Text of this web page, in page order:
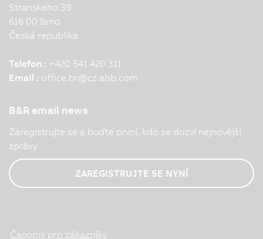
Stranskeho 39
616 00 Brno
Česká republika
Telefon : +420 541 420 311
Email : office.br@cz.abb.com
B&R email news
Zaregistrujte se a buďte první, kdo se dozví nejnovější
zprávy.
ZAREGISTRUJTE SE NYNÍ
Časopis pro zákazníky